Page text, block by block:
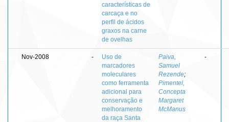
características de
carcaça e no
perfil de ácidos
graxos na carne
de ovelhas
Nov-2008 -
Uso de
marcadores
moleculares
como ferramenta
adicional para
conservação e
melhoramento
da raça Santa
Paiva,
Samuel
Rezende;
Pimentel,
Concepta
Margaret
McManus
-